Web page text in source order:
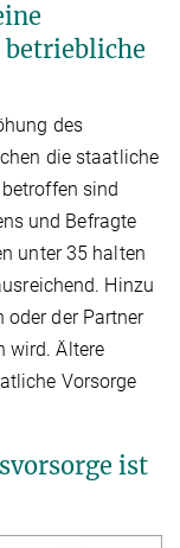
betriebliche
des
die staatliche
sind
und Befragte
unter 35 halten
Hinzu
der Partner
wird. Ältere
Vorsorge
ist